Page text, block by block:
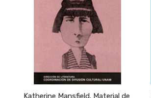
Katherine Mansfield. Material de